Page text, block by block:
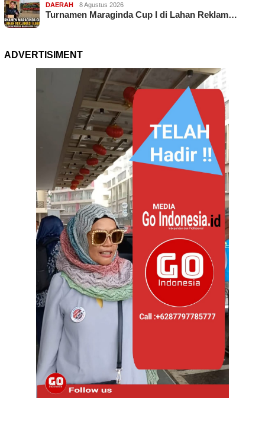
DAERAH 8 Agustus 2026
Turnamen Maraginda Cup I di Lahan Reklam…
ADVERTISIMENT